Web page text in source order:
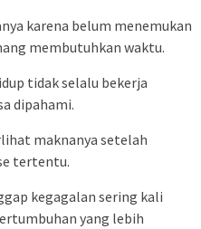
karena belum menemukan
membutuhkan waktu.
tidak selalu bekerja
dipahami.
maknanya setelah
tertentu.
kegagalan sering kali
yang lebih